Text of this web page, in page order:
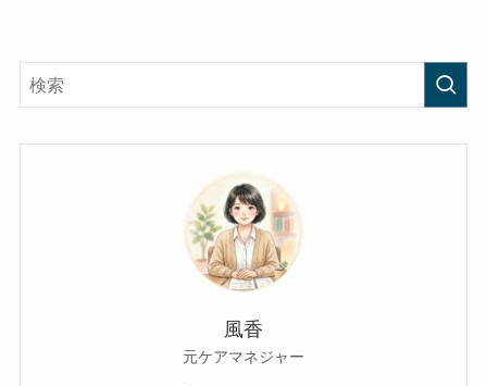
風香
元ケアマネジャー